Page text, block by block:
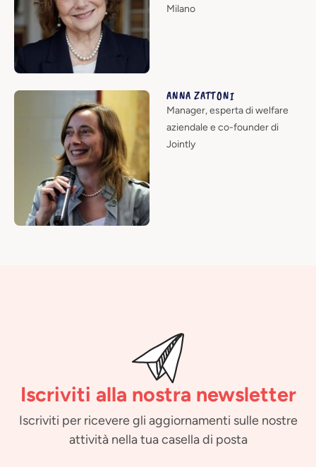
Milano
ANNA ZATTONI
Manager, esperta di welfare
aziendale e co-founder di
Jointly
Iscriviti alla nostra newsletter
Iscriviti per ricevere gli aggiornamenti sulle nostre
attività nella tua casella di posta